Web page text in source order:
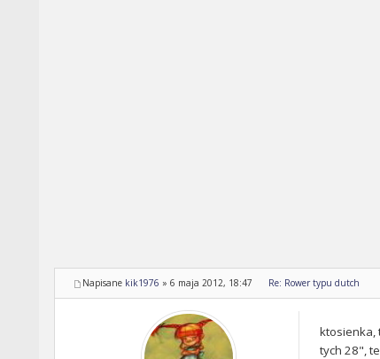
Napisane kik1976 » 6 maja 2012, 18:47 Re: Rower typu dutch
ktosienka,
tych 28",